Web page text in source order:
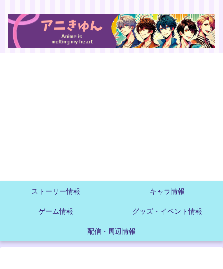
ストーリー情報 キャラ情報
ゲーム情報 グッズ・イベント情報
配信・周辺情報